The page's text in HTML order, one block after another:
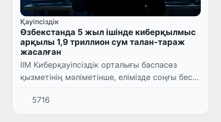
Қауіпсіздік
Өзбекстанда 5 жыл ішінде киберқылмыс
арқылы 1,9 триллион сум талан-тараж
жасалған
ІІМ Киберқауіпсіздік орталығы баспасөз
қызметінің мәліметінше, елімізде соңғы бес
жылда киберқылмыс 68 есеге өскен.
5716